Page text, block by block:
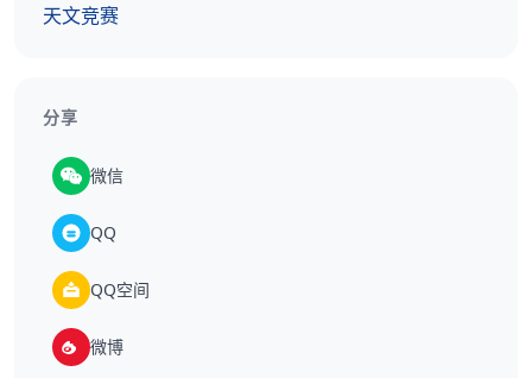
天文竞赛
分享
微信
QQ
QQ空间
微博